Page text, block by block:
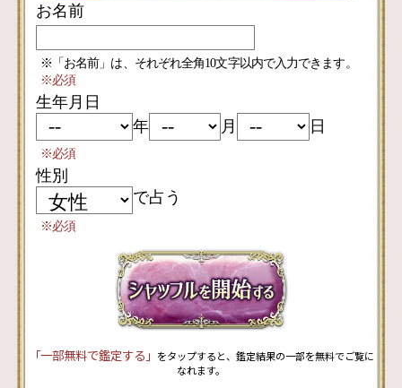
お名前
※「お名前」は、それぞれ全角10文字以内で入力できます。
※必須
生年月日
年
月 日
※必須
性別
で占う
※必須
「一部無料で鑑定する」 をタップすると、鑑定結果の一部を無料でご覧に
なれます。